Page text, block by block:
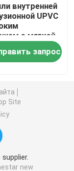
внутренней
UPVC
с мягкой
к
условиям
запрос
Site
new